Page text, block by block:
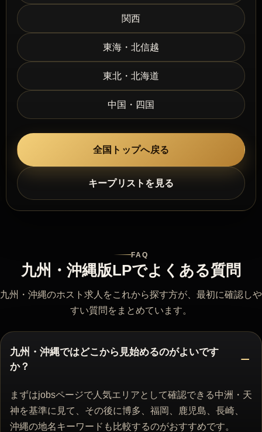
関西
東海・北信越
東北・北海道
中国・四国
全国トップへ戻る
キープリストを見る
FAQ
九州・沖縄版LPでよくある質問
九州・沖縄のホスト求人をこれから探す方が、最初に確認しや
すい質問をまとめています。
九州・沖縄ではどこから見始めるのがよいです
か？
まずはjobsページで人気エリアとして確認できる中洲・天
神を基準に見て、その後に博多、福岡、鹿児島、長崎、
沖縄の地名キーワードも比較するのがおすすめです。